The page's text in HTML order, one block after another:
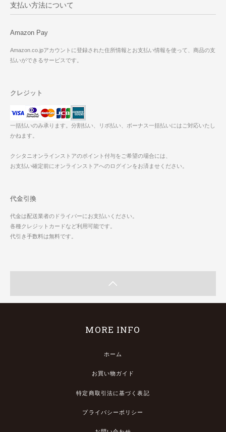
支払い方法について
Amazon Pay
Amazon.co.jpアカウントに登録された住所情報とお支払い情報を使って、商品の支
払いができるサービスです。
クレジット
一括払いのみ承ります。分割払い、リボ払い、ボーナス一括払いにはご対応いたし
かねます。
クシタニオンラインストアのポイント付与をご希望の場合には、
お支払い確定前にオンラインストアへのログインをお済ませください。
代金引換
代金は配送業者のドライバーにお支払いください。
各種クレジットカードなど利用可能です。
代引き手数料は無料です。
MORE INFO
ホーム
お買い物ガイド
特定商取引法に基づく表記
プライバシーポリシー